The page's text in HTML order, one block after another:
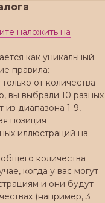
наложить на
как уникальный
правила:
от количества
вы выбрали 10 разных
из диапазона 1-9,
позиция
иллюстраций на
количества
когда у вас могут
и они будут
(например, 3